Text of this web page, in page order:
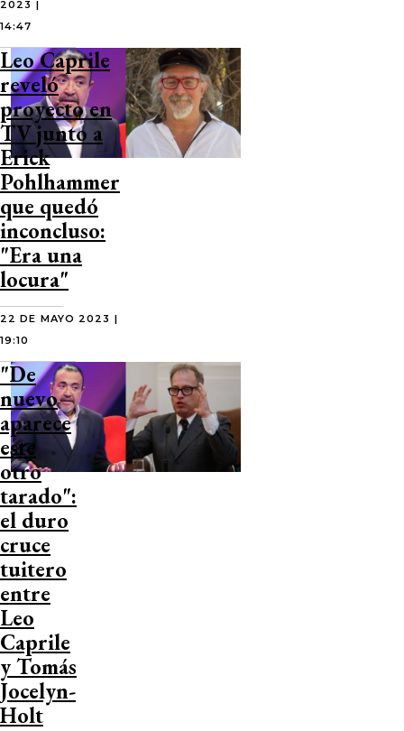
2023 |
14:47
Leo Caprile
reveló
proyecto en
TV junto a
Erick
Pohlhammer
que quedó
inconcluso:
"Era una
locura"
22 DE MAYO 2023 |
19:10
"De
nuevo
aparece
este
otro
tarado":
el duro
cruce
tuitero
entre
Leo
Caprile
y Tomás
Jocelyn-
Holt